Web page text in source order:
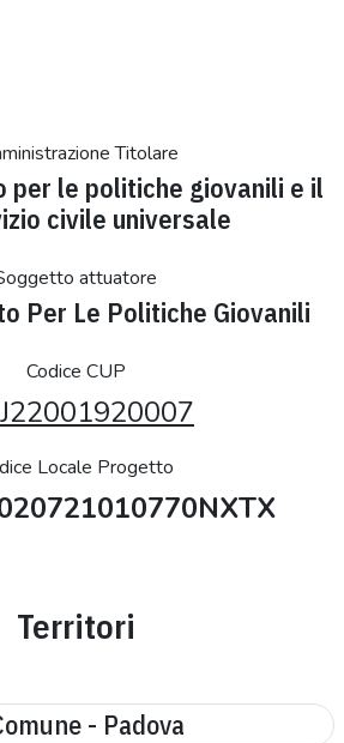
Titolare
per le politiche giovanili e il
civile universale
attuatore
Per Le Politiche Giovanili
Codice CUP
Locale Progetto
Territori
- Padova